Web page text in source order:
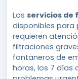
Los servicios de
disponibles para
requieren
filtraciones
fontaneros de
horas, los 7 días